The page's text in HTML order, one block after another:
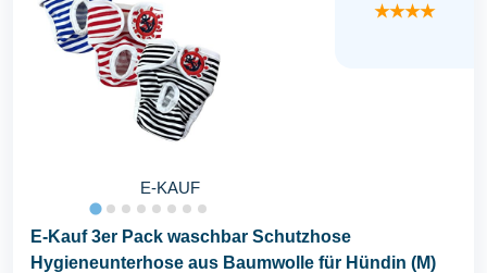
E-KAUF
★★★★
E-Kauf 3er Pack waschbar Schutzhose
Hygieneunterhose aus Baumwolle für Hündin (M)